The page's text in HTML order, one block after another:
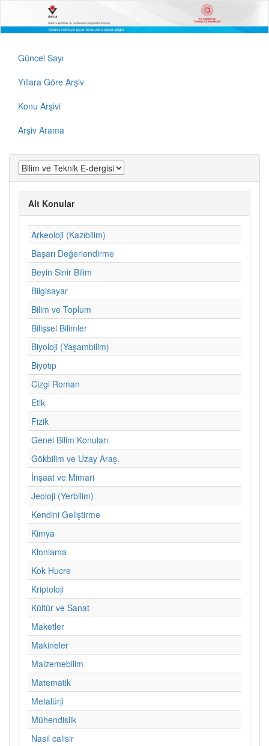
Güncel Sayı
Yıllara Göre Arşiv
Konu Arşivi
Arşiv Arama
Alt Konular
Arkeoloji (Kazıbilim)
Başarı Değerlendirme
Beyin Sinir Bilim
Bilgisayar
Bilim ve Toplum
Bilişsel Bilimler
Biyoloji (Yaşambilim)
Biyotıp
Cizgi Roman
Etik
Fizik
Genel Bilim Konuları
Gökbilim ve Uzay Araş.
İnşaat ve Mimari
Jeoloji (Yerbilim)
Kendini Geliştirme
Kimya
Klonlama
Kok Hucre
Kriptoloji
Kültür ve Sanat
Maketler
Makineler
Malzemebilim
Matematik
Metalürji
Mühendislik
Nasil calisir